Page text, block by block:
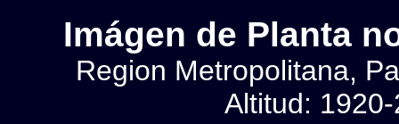
Imágen de Planta
Region Metropolitana,
Altitud: